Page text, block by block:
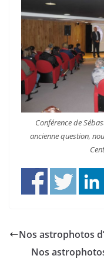
Conférence de
ancienne question,
Nos astrophotos
Nos